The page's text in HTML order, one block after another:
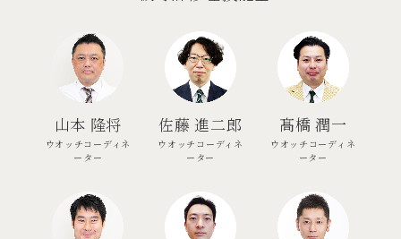
⼭本 隆将
ウオッチコーディネ
ーター
佐藤 進二郎
ウオッチコーディネ
ーター
髙橋 潤一
ウオッチコーディネ
ーター